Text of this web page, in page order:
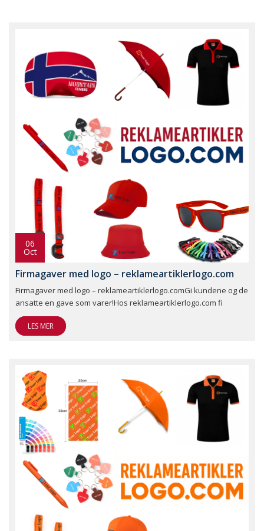
06
Oct
Firmagaver med logo – reklameartiklerlogo.com
Firmagaver med logo – reklameartiklerlogo.comGi kundene og de
ansatte en gave som varer!Hos reklameartiklerlogo.com fi
LES MER